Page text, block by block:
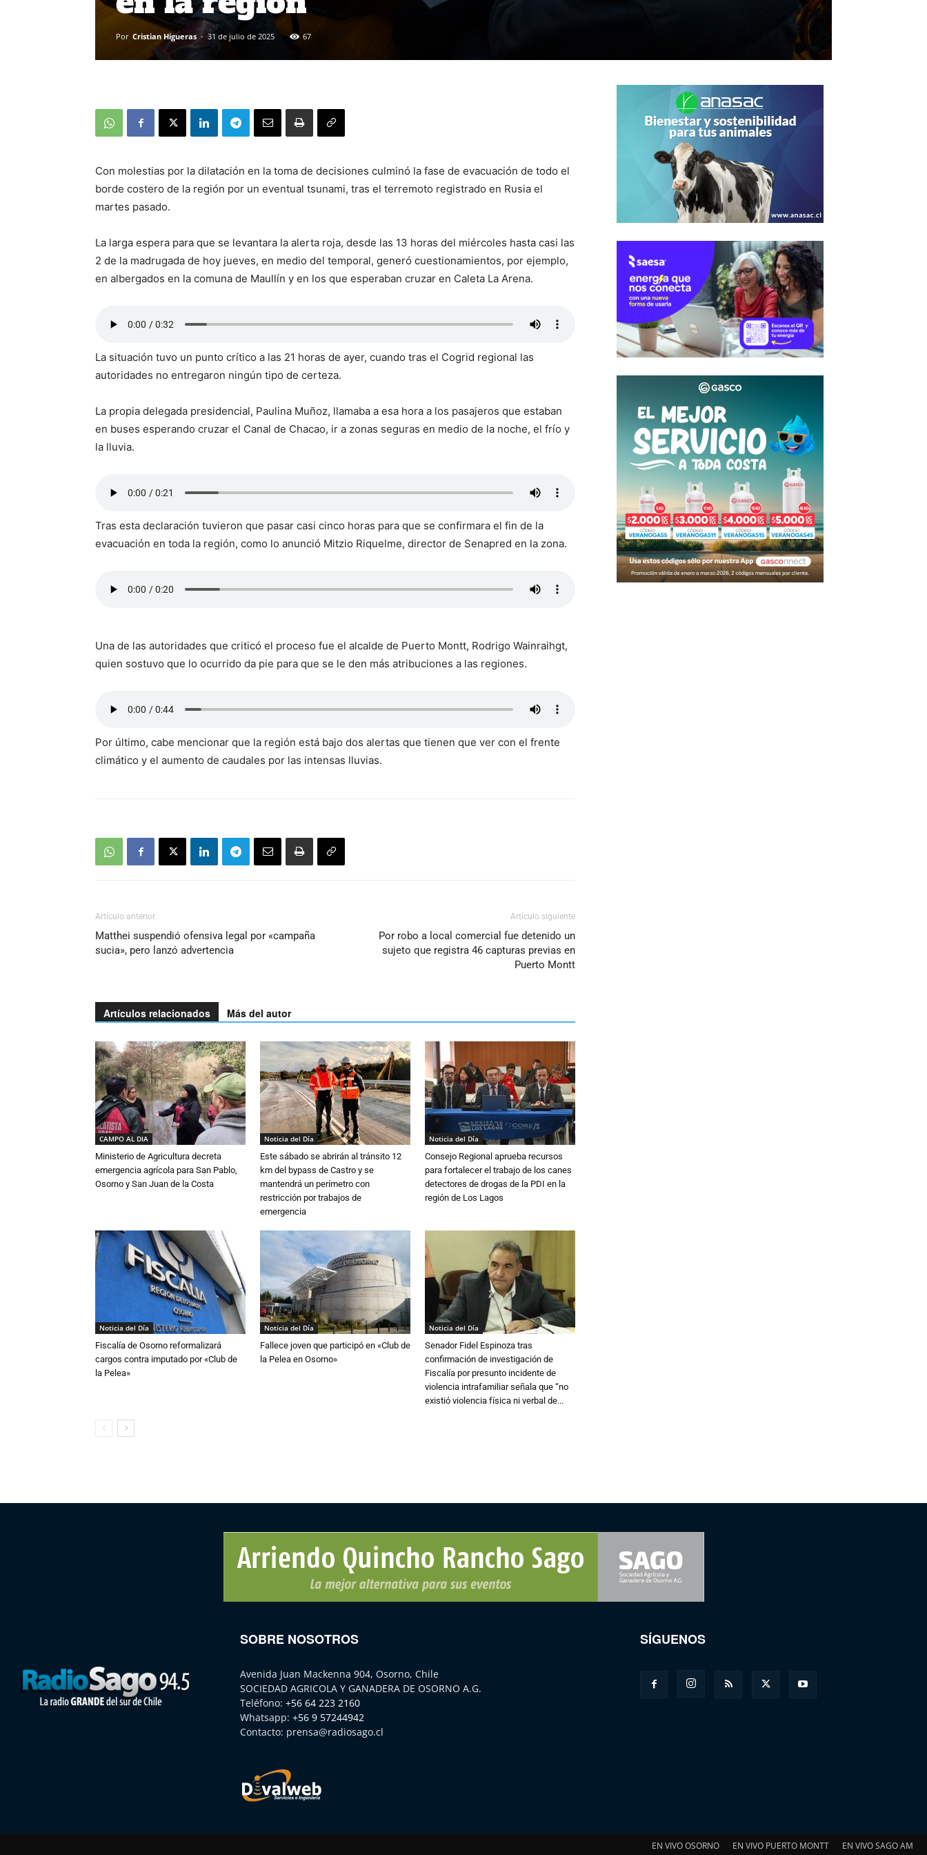
Por Cristian Higueras - 31 de julio de 2025 67
Con molestias por la dilatación en la toma de decisiones culminó la fase de evacuación de todo el
borde costero de la región por un eventual tsunami, tras el terremoto registrado en Rusia el
martes pasado.
La larga espera para que se levantara la alerta roja, desde las 13 horas del miércoles hasta casi las
2 de la madrugada de hoy jueves, en medio del temporal, generó cuestionamientos, por ejemplo,
en albergados en la comuna de Maullín y en los que esperaban cruzar en Caleta La Arena.
La situación tuvo un punto crítico a las 21 horas de ayer, cuando tras el Cogrid regional las
autoridades no entregaron ningún tipo de certeza.
La propia delegada presidencial, Paulina Muñoz, llamaba a esa hora a los pasajeros que estaban
en buses esperando cruzar el Canal de Chacao, ir a zonas seguras en medio de la noche, el frío y
la lluvia.
Tras esta declaración tuvieron que pasar casi cinco horas para que se confirmara el fin de la
evacuación en toda la región, como lo anunció Mitzio Riquelme, director de Senapred en la zona.
Una de las autoridades que criticó el proceso fue el alcalde de Puerto Montt, Rodrigo Wainraihgt,
quien sostuvo que lo ocurrido da pie para que se le den más atribuciones a las regiones.
Por último, cabe mencionar que la región está bajo dos alertas que tienen que ver con el frente
climático y el aumento de caudales por las intensas lluvias.
Artículo anterior
Matthei suspendió ofensiva legal por «campaña
sucia», pero lanzó advertencia
Artículo siguiente
Por robo a local comercial fue detenido un
sujeto que registra 46 capturas previas en
Puerto Montt
Artículos relacionados Más del autor
CAMPO AL DIA
Ministerio de Agricultura decreta
emergencia agrícola para San Pablo,
Osorno y San Juan de la Costa
Noticia del Día
Este sábado se abrirán al tránsito 12
km del bypass de Castro y se
mantendrá un perímetro con
restricción por trabajos de
emergencia
Noticia del Día
Consejo Regional aprueba recursos
para fortalecer el trabajo de los canes
detectores de drogas de la PDI en la
región de Los Lagos
Noticia del Día
Fiscalía de Osorno reformalizará
cargos contra imputado por «Club de
la Pelea»
Noticia del Día
Fallece joven que participó en «Club de
la Pelea en Osorno»
Noticia del Día
Senador Fidel Espinoza tras
confirmación de investigación de
Fiscalía por presunto incidente de
violencia intrafamiliar señala que “no
existió violencia física ni verbal de...
SOBRE NOSOTROS
Avenida Juan Mackenna 904, Osorno, Chile
SOCIEDAD AGRICOLA Y GANADERA DE OSORNO A.G.
Teléfono: +56 64 223 2160
Whatsapp: +56 9 57244942
Contacto: prensa@radiosago.cl
SÍGUENOS
EN VIVO OSORNO EN VIVO PUERTO MONTT EN VIVO SAGO AM